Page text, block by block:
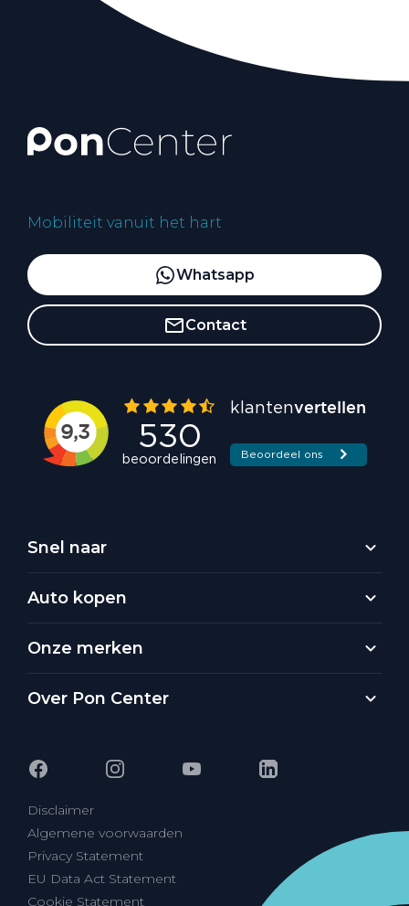
Mobiliteit vanuit het hart
Whatsapp
Contact
Snel naar
Auto kopen
Onze merken
Over Pon Center
Disclaimer
Algemene voorwaarden
Privacy Statement
EU Data Act Statement
Cookie Statement